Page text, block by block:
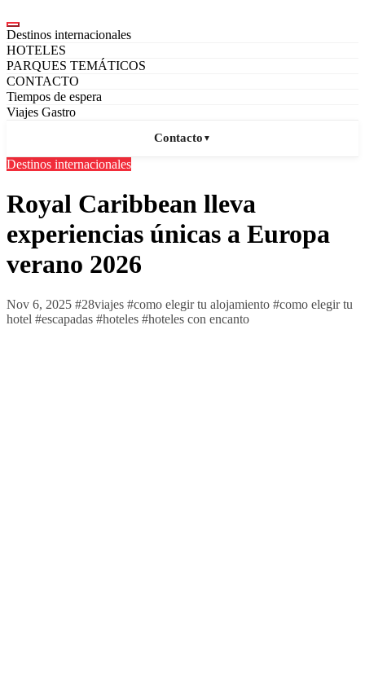
Destinos internacionales
HOTELES
PARQUES TEMÁTICOS
CONTACTO
Tiempos de espera
Viajes Gastro
Contacto ▼
Destinos internacionales
Royal Caribbean lleva
experiencias únicas a Europa
verano 2026
Nov 6, 2025 #28viajes #como elegir tu alojamiento #como elegir tu
hotel #escapadas #hoteles #hoteles con encanto